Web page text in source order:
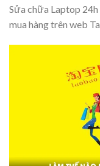
Sửa chữa Laptop
mua hàng trên web